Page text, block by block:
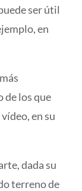
ser útil
en
de los que
en su
dada su
terreno de